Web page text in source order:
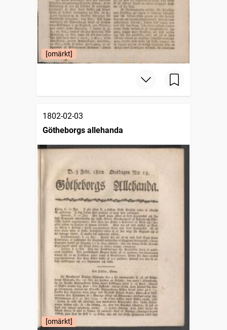
[omärkt]
1802-02-03
Götheborgs allehanda
[omärkt]